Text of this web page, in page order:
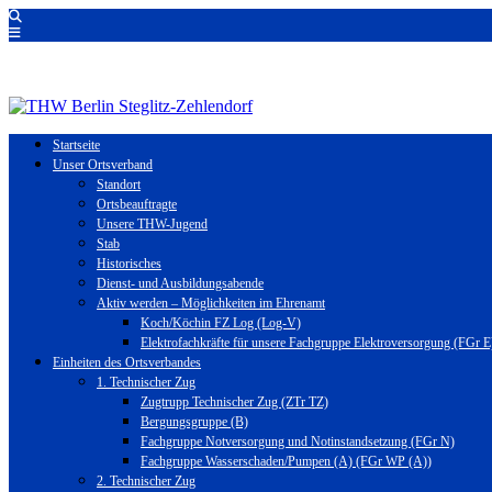
Startseite
Unser Ortsverband
Standort
Ortsbeauftragte
Unsere THW-Jugend
Stab
Historisches
Dienst- und Ausbildungsabende
Aktiv werden – Möglichkeiten im Ehrenamt
Koch/Köchin FZ Log (Log-V)
Elektrofachkräfte für unsere Fachgruppe Elektroversorgung (FGr
Einheiten des Ortsverbandes
1. Technischer Zug
Zugtrupp Technischer Zug (ZTr TZ)
Bergungsgruppe (B)
Fachgruppe Notversorgung und Notinstandsetzung (FGr N)
Fachgruppe Wasserschaden/Pumpen (A) (FGr WP (A))
2. Technischer Zug